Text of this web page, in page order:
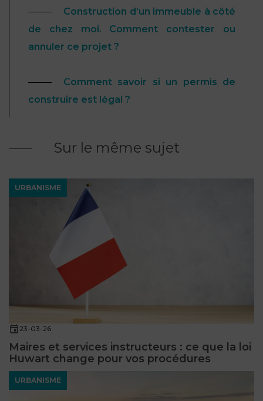
Construction d’un immeuble à côté
de chez moi. Comment contester ou
annuler ce projet ?
Comment savoir si un permis de
construire est légal ?
Sur le même sujet
URBANISME
23-03-26
Maires et services instructeurs : ce que la loi
Huwart change pour vos procédures
URBANISME